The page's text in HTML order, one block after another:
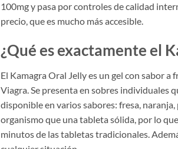
100mg y pasa por controles de calidad
precio, que es mucho más accesible.
¿Qué es exactamente el
El Kamagra Oral Jelly es un gel con sabor
Viagra. Se presenta en sobres individuales
disponible en varios sabores: fresa,
organismo que una tableta sólida, por lo
minutos de las tabletas tradicionales.